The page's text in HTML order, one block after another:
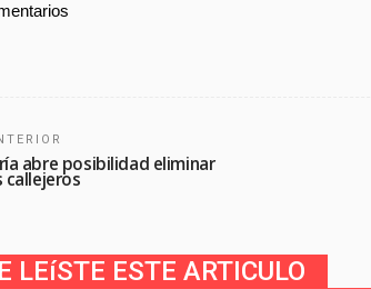
abre posibilidad eliminar
callejeros
LEíSTE ESTE ARTICULO